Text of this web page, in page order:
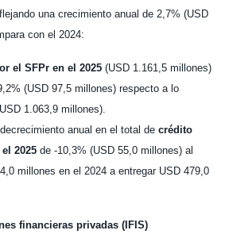
una crecimiento anual de 2,7% (USD
con el 2024:
el SFPr en el 2025 (USD 1.161,5 millones)
(USD 97,5 millones) respecto a lo
1.063,9 millones).
anual en el total de crédito
2025 de -10,3% (USD 55,0 millones) al
millones en el 2024 a entregar USD 479,0
financieras privadas (IFIS)